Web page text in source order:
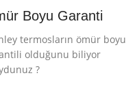
Boyu Garanti
termosların ömür boyu
olduğunu biliyor
?